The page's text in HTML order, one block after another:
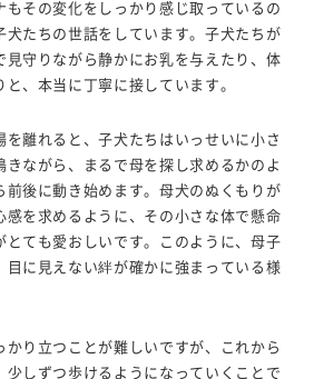
もその変化をしっかり感じ取っているの
犬たちの世話をしています。子犬たちが
見守りながら静かにお乳を与えたり、体
、本当に丁寧に接しています。
を離れると、子犬たちはいっせいに小さ
きながら、まるで母を探し求めるかのよ
前後に動き始めます。母犬のぬくもりが
感を求めるように、その小さな体で懸命
とても愛おしいです。このように、母子
目に見えない絆が確かに強まっている様
かり立つことが難しいですが、これから
少しずつ歩けるようになっていくことで